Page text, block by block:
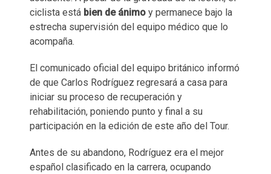
ciclista está bien de ánimo y permanece bajo la
estrecha supervisión del equipo médico que lo
acompaña.
El comunicado oficial del equipo británico informó
de que Carlos Rodríguez regresará a casa para
iniciar su proceso de recuperación y
rehabilitación, poniendo punto y final a su
participación en la edición de este año del Tour.
Antes de su abandono, Rodríguez era el mejor
español clasificado en la carrera, ocupando